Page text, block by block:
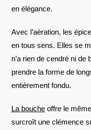
en élégance.
Avec l’aération, les
en tous sens. Elles se
n’a rien de cendré ni
prendre la forme de
entièrement fondu.
La boucheoffre le
surcroît une clémence